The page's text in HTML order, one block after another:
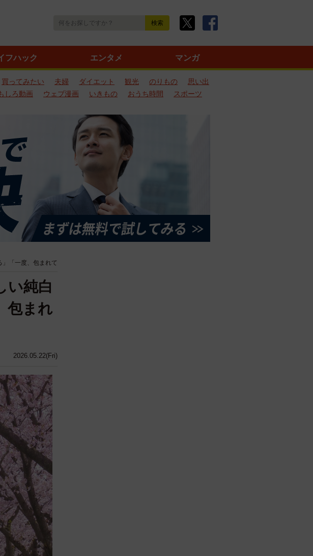
フハック エンタメ マンガ
買ってみたい 夫婦 ダイエット 観光 のりもの
思い出
しろ動画 ウェブ漫画 いきもの おうち時間
スポーツ
「一度、包まれて
2026.05.22(Fri)
い純白
包まれ